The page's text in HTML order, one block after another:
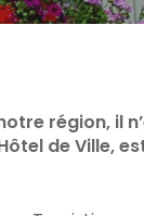
région, il
de Ville,